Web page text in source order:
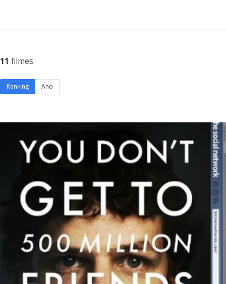
11 filmes
Ranking Ano